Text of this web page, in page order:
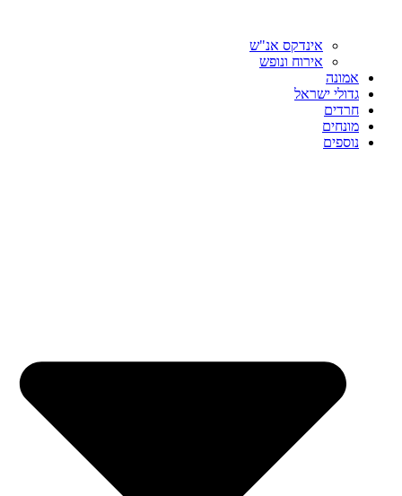
אינדקס אנ"ש
אירוח ונופש
אמונה
גדולי ישראל
חרדים
מונחים
נוספים